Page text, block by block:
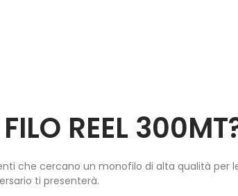
REEL
che cercano un monofilo di alta qualità per
ti presenterà.